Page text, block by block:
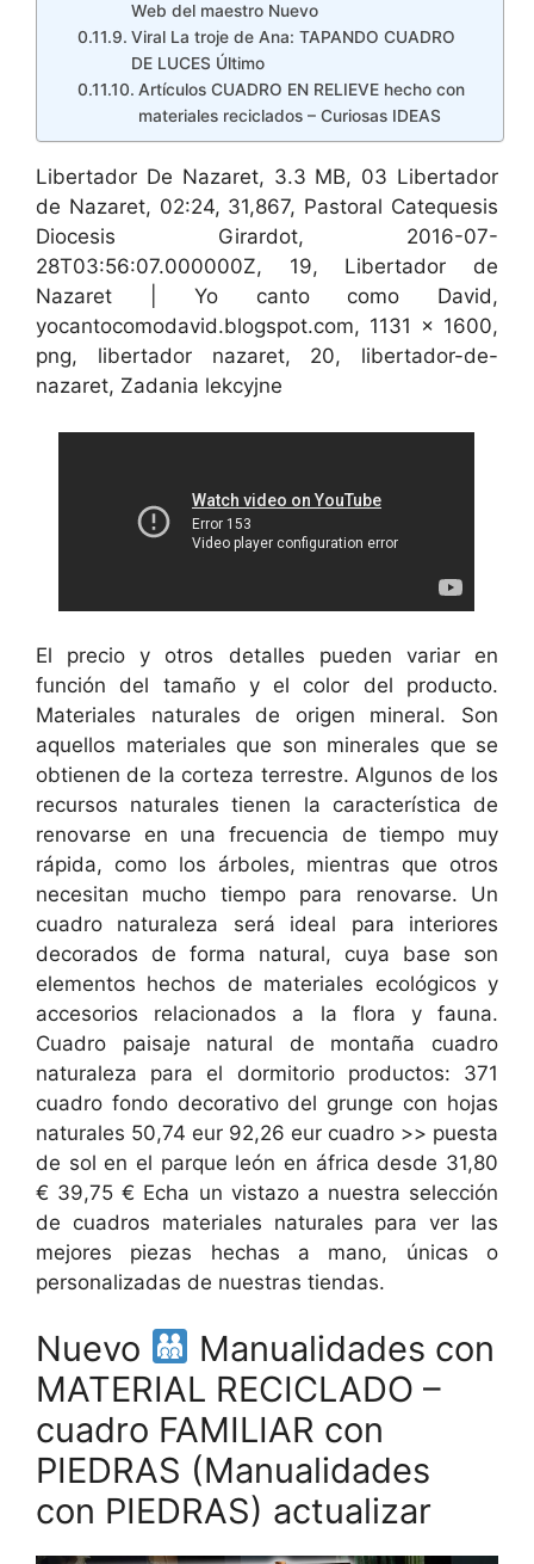
Web del maestro Nuevo
Viral La troje de Ana: TAPANDO CUADRO
DE LUCES Último
Artículos CUADRO EN RELIEVE hecho con
materiales reciclados – Curiosas IDEAS
Libertador De Nazaret, 3.3 MB, 03 Libertador
de Nazaret, 02:24, 31,867, Pastoral Catequesis
Diocesis Girardot, 2016-07-
28T03:56:07.000000Z, 19, Libertador de
Nazaret | Yo canto como David,
yocantocomodavid.blogspot.com, 1131 x 1600,
png, libertador nazaret, 20, libertador-de-
nazaret, Zadania lekcyjne
El precio y otros detalles pueden variar en
función del tamaño y el color del producto.
Materiales naturales de origen mineral. Son
aquellos materiales que son minerales que se
obtienen de la corteza terrestre. Algunos de los
recursos naturales tienen la característica de
renovarse en una frecuencia de tiempo muy
rápida, como los árboles, mientras que otros
necesitan mucho tiempo para renovarse. Un
cuadro naturaleza será ideal para interiores
decorados de forma natural, cuya base son
elementos hechos de materiales ecológicos y
accesorios relacionados a la flora y fauna.
Cuadro paisaje natural de montaña cuadro
naturaleza para el dormitorio productos: 371
cuadro fondo decorativo del grunge con hojas
naturales 50,74 eur 92,26 eur cuadro >> puesta
de sol en el parque león en áfrica desde 31,80
€ 39,75 € Echa un vistazo a nuestra selección
de cuadros materiales naturales para ver las
mejores piezas hechas a mano, únicas o
personalizadas de nuestras tiendas.
Nuevo
Manualidades con
MATERIAL RECICLADO –
cuadro FAMILIAR con
PIEDRAS (Manualidades
con PIEDRAS) actualizar